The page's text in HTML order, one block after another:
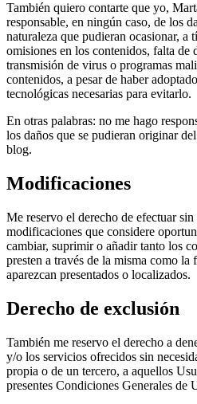
También quiero contarte que yo,
responsable, en ningún caso, de los
naturaleza que pudieran ocasionar, a
omisiones en los contenidos, falta
transmisión de virus o programas
contenidos, a pesar de haber
tecnológicas necesarias para evitarlo.
En otras palabras: no me hago
los daños que se pudieran originar
blog.
Modificaciones
Me reservo el derecho de efectuar
modificaciones que considere
cambiar, suprimir o añadir tanto los
presten a través de la misma como la
aparezcan presentados o localizados.
Derecho de exclusión
También me reservo el derecho a
y/o los servicios ofrecidos sin
propia o de un tercero, a aquellos
presentes Condiciones Generales de